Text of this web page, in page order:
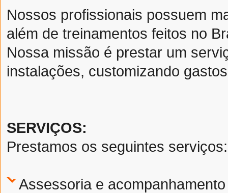
Nossos profissionais possuem
além de treinamentos feitos no
Nossa missão é prestar um
instalações, customizando
SERVIÇOS:
Prestamos os seguintes serviços:
Assessoria e